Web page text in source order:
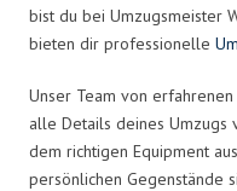
bist du bei Umzugsmeister
bieten dir professionelle
Unser Team von
alle Details deines Umzugs
dem richtigen Equipment
persönlichen Gegenstände